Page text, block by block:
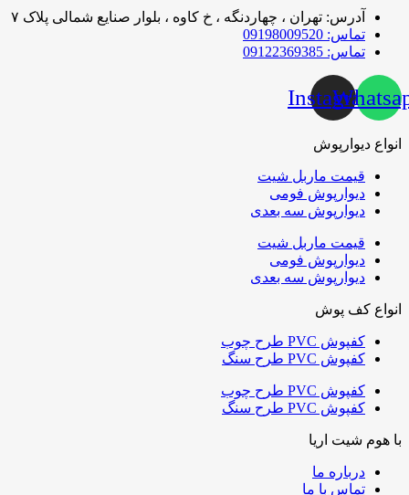
آدرس: تهران ، چهاردنگه ، خ کاوه ، بلوار صنایع شمالی پلاک ۷
تماس: 09198009520
تماس: 09122369385
Instagram
انواع دیوارپوش
قیمت ماربل شیت
دیوارپوش فومی
دیوارپوش سه بعدی
قیمت ماربل شیت
دیوارپوش فومی
دیوارپوش سه بعدی
انواع کف پوش
کفپوش PVC طرح چوب
کفپوش PVC طرح سنگ
کفپوش PVC طرح چوب
کفپوش PVC طرح سنگ
با هوم شیت اریا
درباره ما
تماس با ما